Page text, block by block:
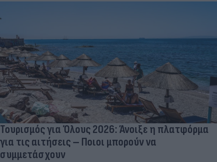
Τουρισμός για Όλους 2026: Άνοιξε η πλατφόρμα
για τις αιτήσεις – Ποιοι μπορούν να
συμμετάσχουν